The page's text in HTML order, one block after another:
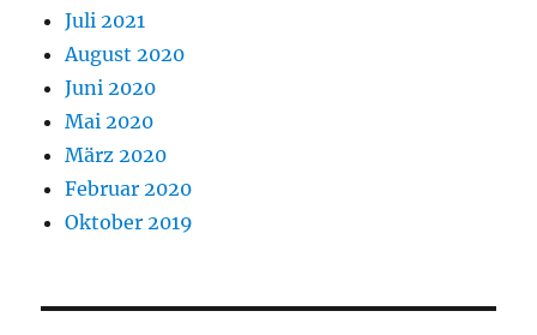
Juli 2021
August 2020
Juni 2020
Mai 2020
März 2020
Februar 2020
Oktober 2019